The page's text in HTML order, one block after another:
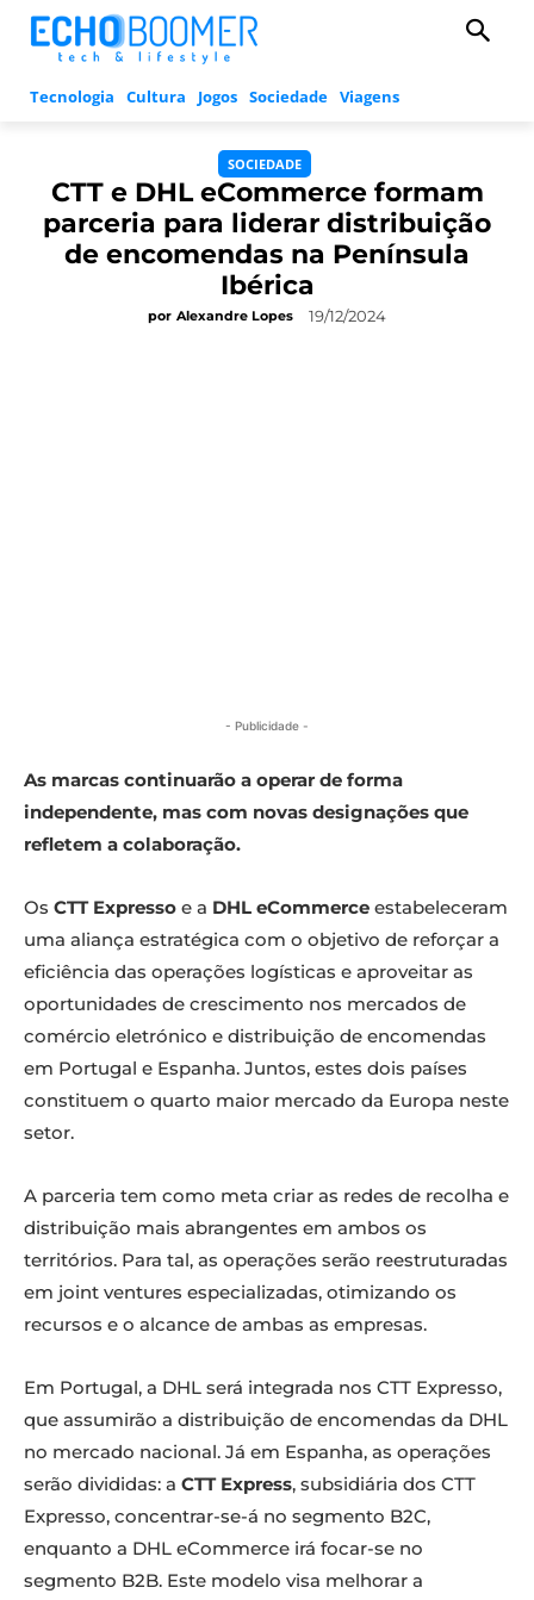
Tecnologia Cultura Jogos Sociedade Viagens
SOCIEDADE
CTT e DHL eCommerce formam
parceria para liderar distribuição
de encomendas na Península
Ibérica
por Alexandre Lopes 19/12/2024
- Publicidade -
As marcas continuarão a operar de forma
independente, mas com novas designações que
refletem a colaboração.
Os CTT Expresso e a DHL eCommerce estabeleceram
uma aliança estratégica com o objetivo de reforçar a
eficiência das operações logísticas e aproveitar as
oportunidades de crescimento nos mercados de
comércio eletrónico e distribuição de encomendas
em Portugal e Espanha. Juntos, estes dois países
constituem o quarto maior mercado da Europa neste
setor.
A parceria tem como meta criar as redes de recolha e
distribuição mais abrangentes em ambos os
territórios. Para tal, as operações serão reestruturadas
em joint ventures especializadas, otimizando os
recursos e o alcance de ambas as empresas.
Em Portugal, a DHL será integrada nos CTT Expresso,
que assumirão a distribuição de encomendas da DHL
no mercado nacional. Já em Espanha, as operações
serão divididas: a CTT Express, subsidiária dos CTT
Expresso, concentrar-se-á no segmento B2C,
enquanto a DHL eCommerce irá focar-se no
segmento B2B. Este modelo visa melhorar a